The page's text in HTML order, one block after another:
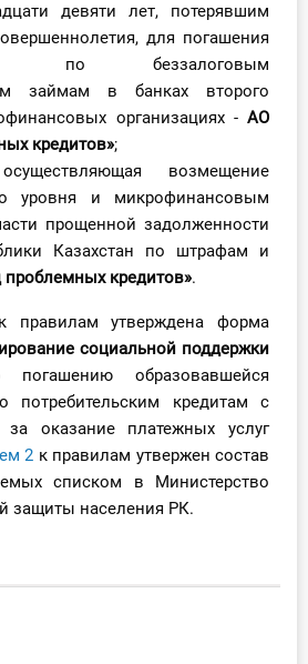
девяти лет, потерявшим
для погашения
по беззалоговым
займам в банках второго
организациях - АО
кредитов»;
возмещение
уровня и микрофинансовым
прощенной задолженности
Казахстан по штрафам и
кредитов».
правилам утверждена форма
социальной поддержки
образовавшейся
потребительским кредитам с
оказание платежных услуг
2 к правилам утвержен состав
списком в Министерство
защиты населения РК.